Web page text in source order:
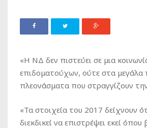
«Η ΝΔ δεν πιστεύει σε μια
επιδοματούχων, ούτε στα μεγάλα
πλεονάσματα που στραγγίζουν
«Τα στοιχεία του 2017 δείχνουν
διεκδικεί να επιστρέψει εκεί